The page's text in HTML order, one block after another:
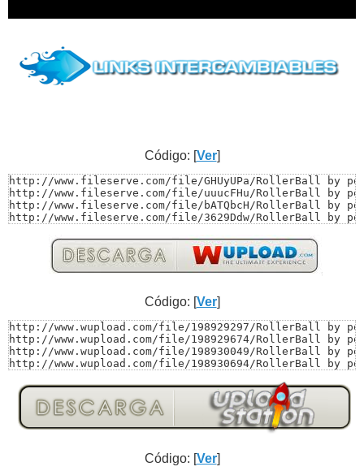
Código: [Ver]
http://www.fileserve.com/file/GHUyUPa/RollerBall by
http://www.fileserve.com/file/uuucFHu/RollerBall by
http://www.fileserve.com/file/bATQbcH/RollerBall by
http://www.fileserve.com/file/3629Ddw/RollerBall by
http://www.fileserve.com/file/3XE8YSg/RollerBall by
http://www.fileserve.com/file/BYADD7m/RollerBall by
http://www.fileserve.com/file/dGkHQew/RollerBall by
http://www.fileserve.com/file/sbS9vW3/RollerBall by
Código: [Ver]
http://www.wupload.com/file/198929297/RollerBall by
http://www.wupload.com/file/198929674/RollerBall by
http://www.wupload.com/file/198930049/RollerBall by
http://www.wupload.com/file/198930694/RollerBall by
http://www.wupload.com/file/198931219/RollerBall by
http://www.wupload.com/file/198931768/RollerBall by
http://www.wupload.com/file/198933124/RollerBall by
http://www.wupload.com/file/198933547/RollerBall by
http://www.wupload.com/file/198933550/RollerBall by
Código: [Ver]